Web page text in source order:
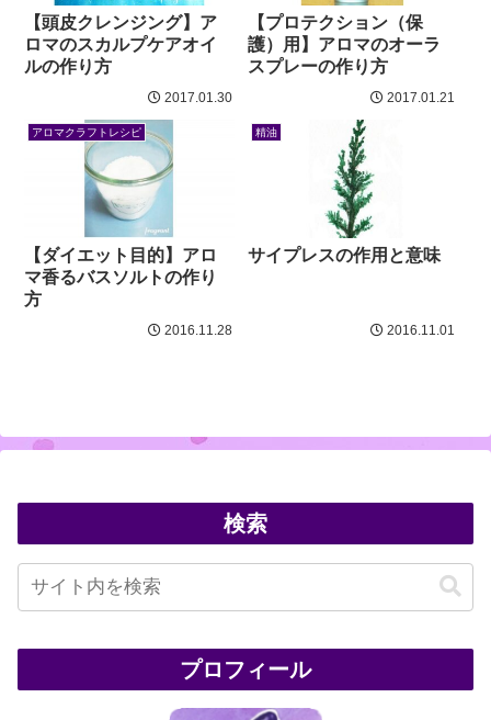
【頭皮クレンジング】ア
ロマのスカルプケアオイ
ルの作り方
2017.01.30
【プロテクション（保
護）用】アロマのオーラ
スプレーの作り方
2017.01.21
アロマクラフトレシピ
【ダイエット目的】アロ
マ香るバスソルトの作り
方
2016.11.28
精油
サイプレスの作用と意味
2016.11.01
検索
プロフィール